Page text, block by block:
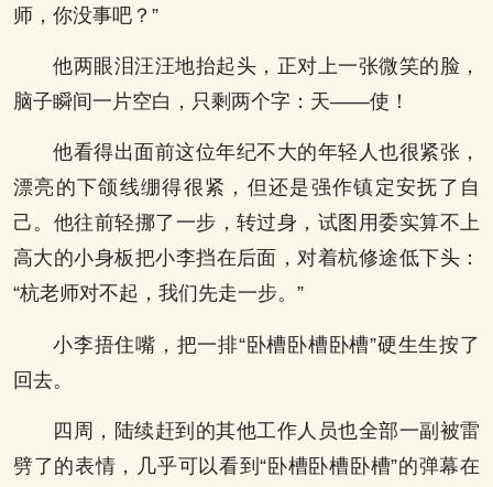
师，你没事吧？”
他两眼泪汪汪地抬起头，正对上一张微笑的脸，
脑子瞬间一片空白，只剩两个字：天——使！
他看得出面前这位年纪不大的年轻人也很紧张，
漂亮的下颌线绷得很紧，但还是强作镇定安抚了自
己。他往前轻挪了一步，转过身，试图用委实算不上
高大的小身板把小李挡在后面，对着杭修途低下头：
“杭老师对不起，我们先走一步。”
小李捂住嘴，把一排“卧槽卧槽卧槽”硬生生按了
回去。
四周，陆续赶到的其他工作人员也全部一副被雷
劈了的表情，几乎可以看到“卧槽卧槽卧槽”的弹幕在